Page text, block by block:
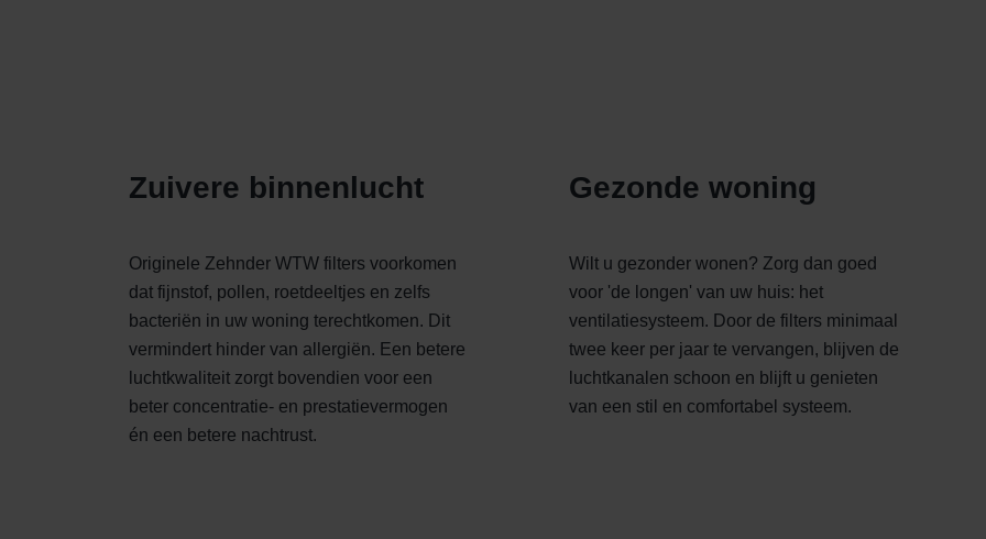
Zuivere binnenlucht
Originele Zehnder WTW filters voorkomen
dat fijnstof, pollen, roetdeeltjes en zelfs
bacteriën in uw woning terechtkomen. Dit
vermindert hinder van allergiën. Een betere
luchtkwaliteit zorgt bovendien voor een
beter concentratie- en prestatievermogen
én een betere nachtrust.
Gezonde woning
Wilt u gezonder wonen? Zorg dan goed
voor 'de longen' van uw huis: het
ventilatiesysteem. Door de filters minimaal
twee keer per jaar te vervangen, blijven de
luchtkanalen schoon en blijft u genieten
van een stil en comfortabel systeem.